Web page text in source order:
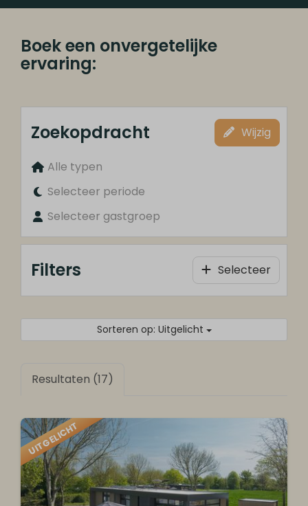
Boek een onvergetelijke
ervaring:
Zoekopdracht Wijzig
Alle typen
Selecteer periode
Selecteer gastgroep
Filters Selecteer
Sorteren op: Uitgelicht
Resultaten (17)
UITGELICHT